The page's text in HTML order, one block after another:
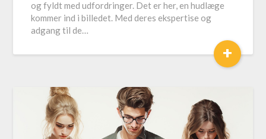
og fyldt med udfordringer. Det er her, en hudlæge
kommer ind i billedet. Med deres ekspertise og
adgang til de…
+